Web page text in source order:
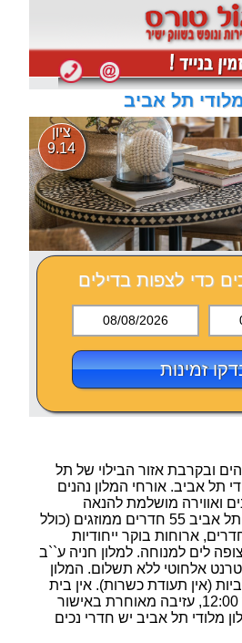
תל אביב
ציון
9.14
כדי לצפות בדילים
08/08/2026
זמינות
ובקרבת אזור הבילוי של תל
תל אביב. אורחי המלון נהנים
ואווירה מושלמת להנאה
והרגעות. במלון מלודי תל אביב 55 חדרים ממוזגים (כולל
ארוחות בוקר ייחודיות
לים למנוחה. למלון חניה ע``ב
אלחוטי ללא תשלום. המלון
(אין תעודת כשרות). אין בית
כנסת. פינוי בשבת עד 12:00, עזיבה מאוחרת באישור
מלודי תל אביב יש חדרי נכים